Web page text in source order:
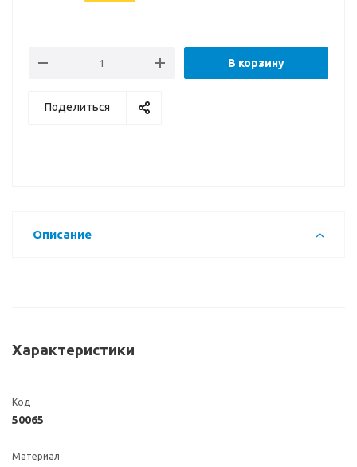
В корзину
Поделиться
Описание
Характеристики
Код
50065
Материал